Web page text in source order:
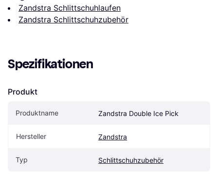
Zandstra Schlittschuhlaufen
Zandstra Schlittschuhzubehör
Spezifikationen
Produkt
Produktname Zandstra Double Ice Pick
Hersteller Zandstra
Typ Schlittschuhzubehör